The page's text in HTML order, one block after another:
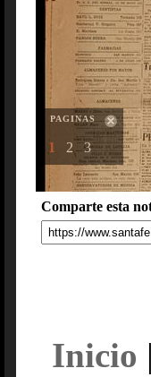
PAGINAS
1 2 3
Comparte esta
Inicio |